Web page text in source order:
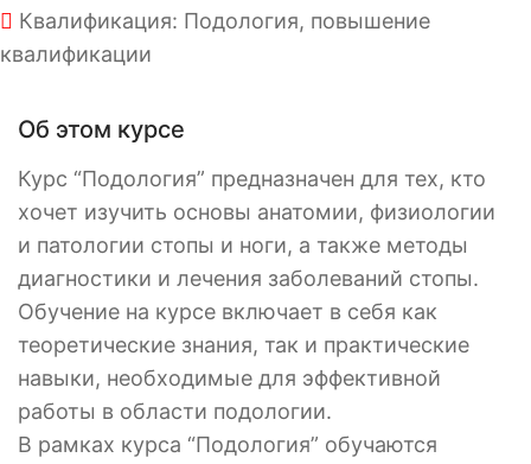
Квалификация: Подология, повышение
квалификации
Об этом курсе
Курс “Подология” предназначен для тех, кто
хочет изучить основы анатомии, физиологии
и патологии стопы и ноги, а также методы
диагностики и лечения заболеваний стопы.
Обучение на курсе включает в себя как
теоретические знания, так и практические
навыки, необходимые для эффективной
работы в области подологии.
В рамках курса “Подология” обучаются